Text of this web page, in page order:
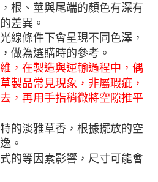
根、莖與尾端的顏色有深有
差異。
線條件下會呈現不同色澤，
做為選購時的參考。
，在製造與運輸過程中，偶
製品常見現象，非屬瑕疵，
，再用手指稍微將空隙推平
的淡雅草香，根據擺放的空
。
的等因素影響，尺寸可能會